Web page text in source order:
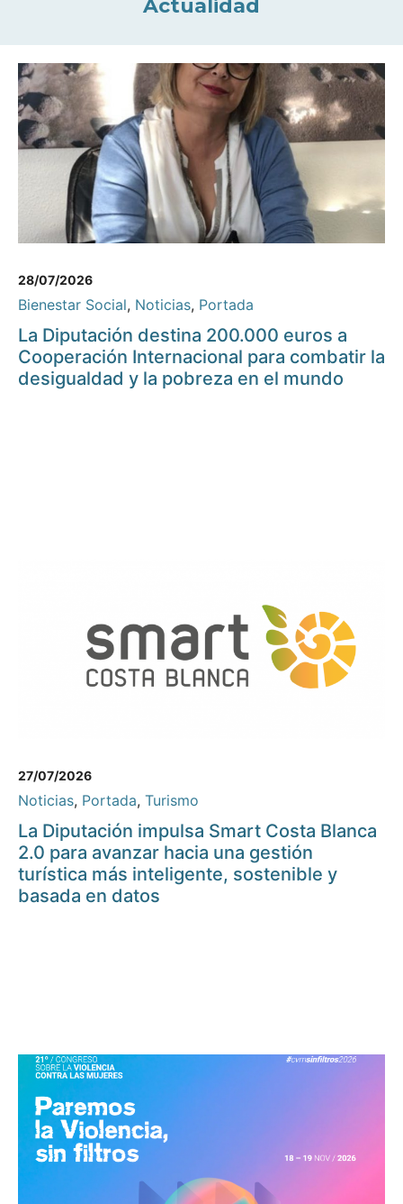
Actualidad
28/07/2026
Bienestar Social, Noticias, Portada
La Diputación destina 200.000 euros a
Cooperación Internacional para combatir la
desigualdad y la pobreza en el mundo
27/07/2026
Noticias, Portada, Turismo
La Diputación impulsa Smart Costa Blanca
2.0 para avanzar hacia una gestión
turística más inteligente, sostenible y
basada en datos